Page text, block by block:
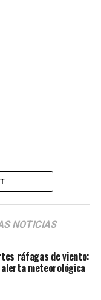
NOTICIAS
ráfagas de viento:
alerta meteorológica